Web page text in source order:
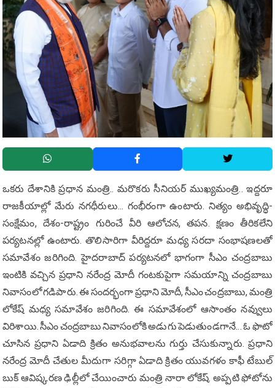
ఒక‌రు దేశానికి ప్రధాన మంత్రి.. మ‌రొక‌రు సీనియ‌ర్ ముఖ్యమంత్రి.. ఇద్దరూ
రాజకీయాల్లో మేరు నగధీరులు... గంభీరంగా ఉంటారు. నిత్యం అభివృద్ధి-
సంక్షేమం, దేశం-రాష్ట్రం గురించే వీరి ఆలోచ‌న‌, త‌ప‌న‌. క్షణం తీరిక‌లేని
పర్యటనల్లో ఉంటారు. తొలిసారిగా వీరిద్దరూ మధ్య స‌ర‌దా సంభాష‌ణ‌ల‌తో
సమావేశం జరిగింది. హైదరాబాద్ పర్యటనలో భాగంగా సీఎం చంద్రబాబు
ఇంటికి వచ్చిన ప్రధాని నరేంద్ర మోదీ గంటకుపైగా సమయాన్ని చంద్రబాబు
నివాసంలో గ‌డిపారు. ఈ సందర్భంగా ప్రధాని మోదీ, సీఎం చంద్రబాబు, మంత్రి
లోకేష్ మధ్య సమావేశం జరిగింది. ఈ సమావేశంలో ఆసాంతం న‌వ్వులు
విరిశాయి. సీఎం చంద్రబాబు నివాసంలోకి అడుగు పెడుతుండగానే... ఓ ఫొటో
చూసిన ప్రధాని ఏడాది క్రితం అనుభవాలను గుర్తు చేసుకున్నారు. ప్రధాని
న‌రేంద్ర మోదీ చేతుల మీదుగా స‌రిగ్గా ఏడాది క్రితం యువ‌గ‌ళం కాఫీ టేబుల్
బుక్ ఆవిష్కరణ ఢిల్లీలో చేయించారు మంత్రి నారా లోకేష్‌. అప్పటి ఫోటోను